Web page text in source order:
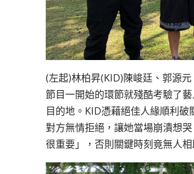
(左起)林柏昇(KID)陳峻廷、郭源元
節目一開始的環節就殘酷考驗了
目的地。KID憑藉絕佳人緣順利
對方無情拒絕，讓她當場崩潰想
很重要」，否則關鍵時刻竟無人相